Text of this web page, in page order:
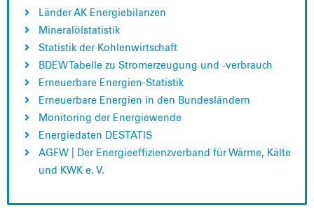
Län­der AK Ener­gie­bi­lan­zen
Mine­ral­öl­sta­tis­tik
Sta­tis­tik der Koh­len­wirt­schaft
BDEW Tabel­le zu Strom­erzeu­gung und ‑ver­brauch
Erneu­er­ba­re Ener­gien-Sta­tis­tik
Erneu­er­ba­re Ener­gien in den Bun­des­län­dern
Moni­to­ring der Ener­gie­wen­de
Ener­gie­da­ten DESTATIS
AGFW | Der Ener­gie­ef­fi­zi­enz­ver­band für Wär­me, Käl­te
und KWK e. V.